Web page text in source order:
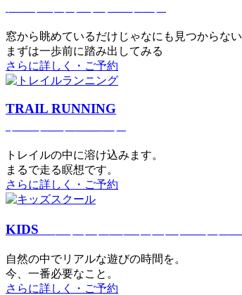
窓から眺めているだけじゃなにも見つからない
まずは一歩前に踏み出してみる
さらに詳しく・ご予約
TRAIL RUNNING
トレイルの中に溶け込みます。
まるで⾛る瞑想です。
さらに詳しく・ご予約
KIDS
⾃然の中でリアルな遊びの時間を。
今、⼀番必要なこと。
さらに詳しく・ご予約